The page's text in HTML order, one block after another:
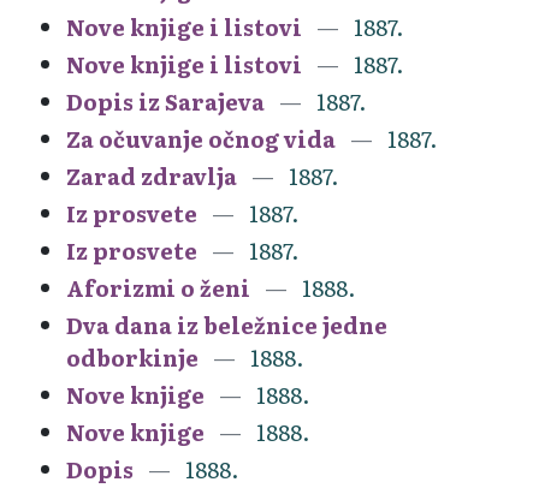
Nove knjige i listovi
1887.
Nove knjige i listovi
1887.
Dopis iz Sarajeva
1887.
Za očuvanje očnog vida
1887.
Zarad zdravlja
1887.
Iz prosvete
1887.
Iz prosvete
1887.
Aforizmi o ženi
1888.
Dva dana iz beležnice jedne
odborkinje
1888.
Nove knjige
1888.
Nove knjige
1888.
Dopis
1888.